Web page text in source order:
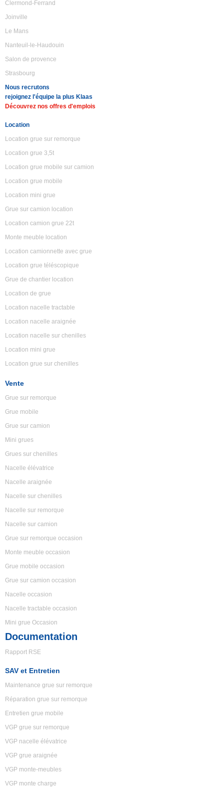
Clermond-Ferrand
Joinville
Le Mans
Nanteuil-le-Haudouin
Salon de provence
Strasbourg
Nous recrutons
rejoignez l'équipe la plus Klaas
Découvrez nos offres d'emplois
Location
Location grue sur remorque
Location grue 3,5t
Location grue mobile sur camion
Location grue mobile
Location mini grue
Grue sur camion location
Location camion grue 22t
Monte meuble location
Location camionnette avec grue
Location grue téléscopique
Grue de chantier location
Location de grue
Location nacelle tractable
Location nacelle araignée
Location nacelle sur chenilles
Location mini grue
Location grue sur chenilles
Vente
Grue sur remorque
Grue mobile
Grue sur camion
Mini grues
Grues sur chenilles
Nacelle élévatrice
Nacelle araignée
Nacelle sur chenilles
Nacelle sur remorque
Nacelle sur camion
Grue sur remorque occasion
Monte meuble occasion
Grue mobile occasion
Grue sur camion occasion
Nacelle occasion
Nacelle tractable occasion
Mini grue Occasion
Documentation
Rapport RSE
SAV et Entretien
Maintenance grue sur remorque
Réparation grue sur remorque
Entretien grue mobile
VGP grue sur remorque
VGP nacelle élévatrice
VGP grue araignée
VGP monte-meubles
VGP monte charge